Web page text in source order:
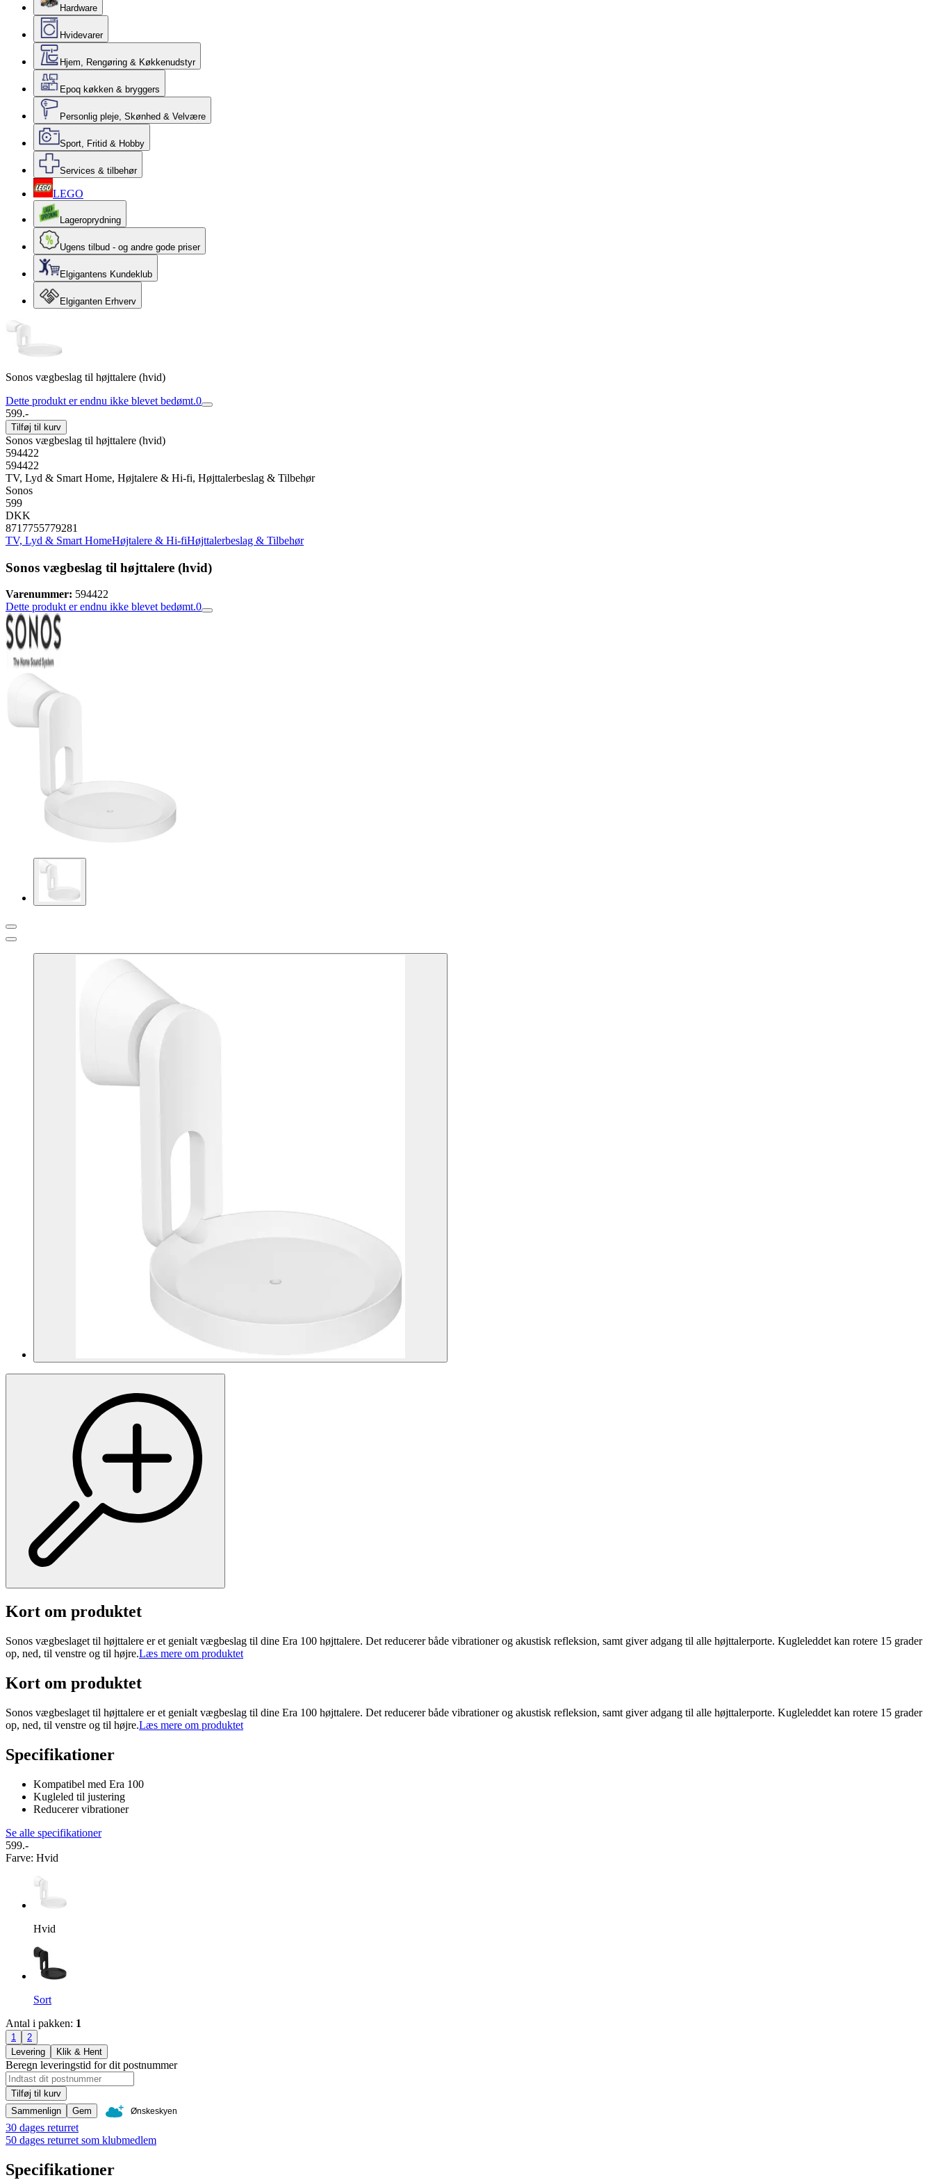
Hardware
Hvidevarer
Hjem, Rengøring & Køkkenudstyr
Epoq køkken & bryggers
Personlig pleje, Skønhed & Velvære
Sport, Fritid & Hobby
Services & tilbehør
LEGO
Lageroprydning
Ugens tilbud - og andre gode priser
Elgigantens Kundeklub
Elgiganten Erhverv
Sonos vægbeslag til højttalere (hvid)
Dette produkt er endnu ikke blevet bedømt.0
599.-
Tilføj til kurv
Sonos vægbeslag til højttalere (hvid)
594422
594422
TV, Lyd & Smart Home, Højtalere & Hi-fi, Højttalerbeslag & Tilbehør
Sonos
599
DKK
8717755779281
TV, Lyd & Smart HomeHøjtalere & Hi-fiHøjttalerbeslag & Tilbehør
Sonos vægbeslag til højttalere (hvid)
Varenummer: 594422
Dette produkt er endnu ikke blevet bedømt.0
Kort om produktet
Sonos vægbeslaget til højttalere er et genialt vægbeslag til dine Era 100 højttalere. Det reducerer både vibrationer og akustisk refleksion, samt giver adgang til alle højttalerporte. Kugleleddet kan rotere 15 grader
op, ned, til venstre og til højre.Læs mere om produktet
Kort om produktet
Sonos vægbeslaget til højttalere er et genialt vægbeslag til dine Era 100 højttalere. Det reducerer både vibrationer og akustisk refleksion, samt giver adgang til alle højttalerporte. Kugleleddet kan rotere 15 grader
op, ned, til venstre og til højre.Læs mere om produktet
Specifikationer
Kompatibel med Era 100
Kugleled til justering
Reducerer vibrationer
Se alle specifikationer
599.-
Farve: Hvid
Hvid
Sort
Antal i pakken: 1
1
2
Levering
Klik & Hent
Beregn leveringstid for dit postnummer
Tilføj til kurv
Sammenlign
Gem Ønskeskyen
30 dages returret
50 dages returret som klubmedlem
Specifikationer